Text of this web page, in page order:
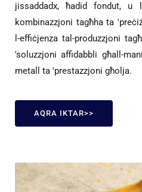
jissaddadx, ħadid fondut,
kombinazzjoni tagħha ta
l-effiċjenza tal-produzzjoni
'soluzzjoni affidabbli għall-
metall ta 'prestazzjoni għolja.
AQRA IKTAR>>